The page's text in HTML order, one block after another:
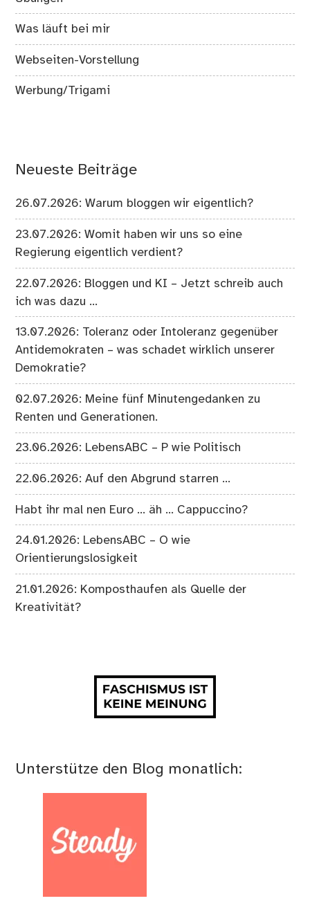
Was läuft bei mir
Webseiten-Vorstellung
Werbung/Trigami
Neueste Beiträge
26.07.2026: Warum bloggen wir eigentlich?
23.07.2026: Womit haben wir uns so eine
Regierung eigentlich verdient?
22.07.2026: Bloggen und KI – Jetzt schreib auch
ich was dazu …
13.07.2026: Toleranz oder Intoleranz gegenüber
Antidemokraten – was schadet wirklich unserer
Demokratie?
02.07.2026: Meine fünf Minutengedanken zu
Renten und Generationen.
23.06.2026: LebensABC – P wie Politisch
22.06.2026: Auf den Abgrund starren …
Habt ihr mal nen Euro … äh … Cappuccino?
24.01.2026: LebensABC – O wie
Orientierungslosigkeit
21.01.2026: Komposthaufen als Quelle der
Kreativität?
Unterstütze den Blog monatlich: